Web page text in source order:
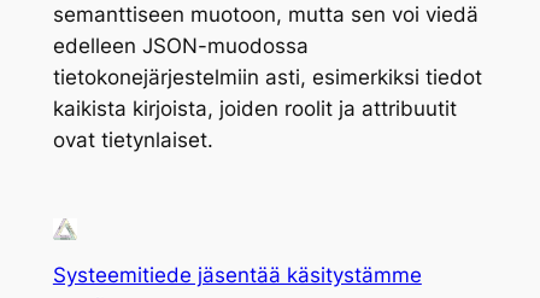
semanttiseen muotoon, mutta sen voi viedä
edelleen JSON-muodossa
tietokonejärjestelmiin asti, esimerkiksi tiedot
kaikista kirjoista, joiden roolit ja attribuutit
ovat tietynlaiset.
Systeemitiede jäsentää käsitystämme